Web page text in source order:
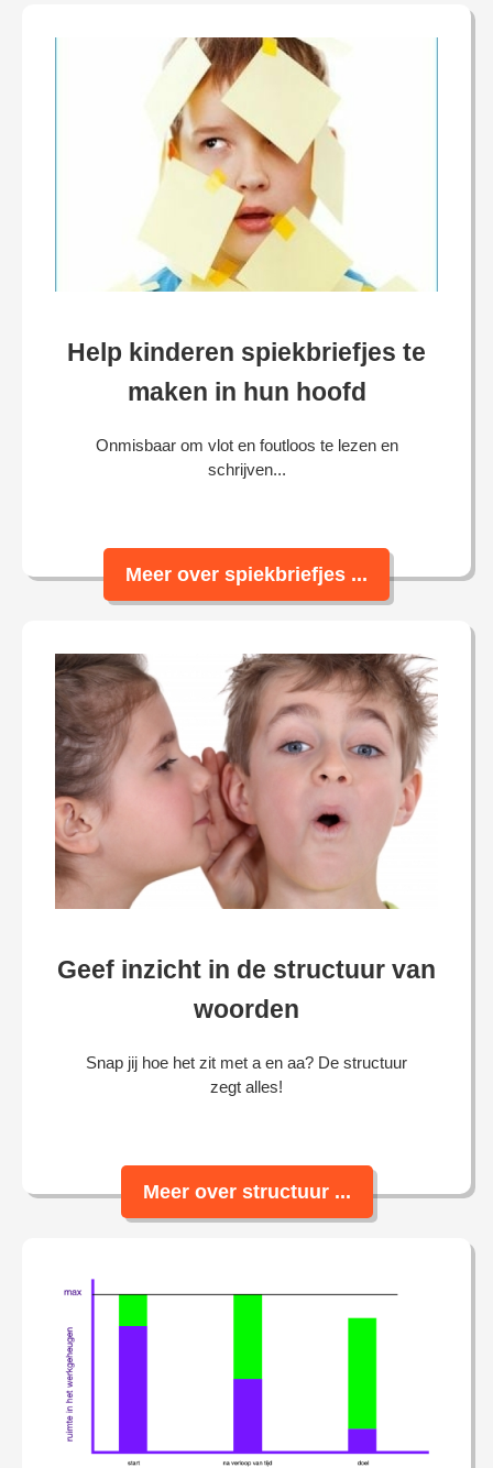
Help kinderen spiekbriefjes te
maken in hun hoofd
Onmisbaar om vlot en foutloos te lezen en
schrijven...
Meer over spiekbriefjes ...
Geef inzicht in de structuur van
woorden
Snap jij hoe het zit met a en aa? De structuur
zegt alles!
Meer over structuur ...